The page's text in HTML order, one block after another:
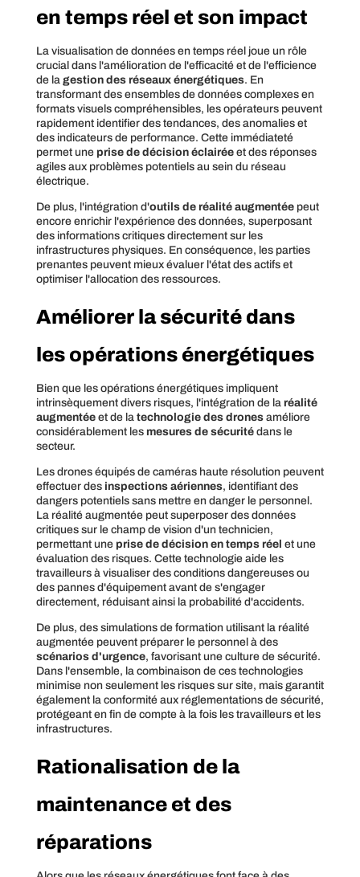
en temps réel et son impact
La visualisation de données en temps réel joue un rôle
crucial dans l'amélioration de l'efficacité et de l'efficience
de la gestion des réseaux énergétiques. En
transformant des ensembles de données complexes en
formats visuels compréhensibles, les opérateurs peuvent
rapidement identifier des tendances, des anomalies et
des indicateurs de performance. Cette immédiateté
permet une prise de décision éclairéeet des réponses
agiles aux problèmes potentiels au sein du réseau
électrique.
De plus, l'intégration d'outils de réalité augmentéepeut
encore enrichir l'expérience des données, superposant
des informations critiques directement sur les
infrastructures physiques. En conséquence, les parties
prenantes peuvent mieux évaluer l'état des actifs et
optimiser l'allocation des ressources.
Améliorer la sécurité dans
les opérations énergétiques
Bien que les opérations énergétiques impliquent
intrinsèquement divers risques, l'intégration de la réalité
augmentéeet de la technologie des dronesaméliore
considérablement les mesures de sécuritédans le
secteur.
Les drones équipés de caméras haute résolution peuvent
effectuer des inspections aériennes, identifiant des
dangers potentiels sans mettre en danger le personnel.
La réalité augmentée peut superposer des données
critiques sur le champ de vision d'un technicien,
permettant une prise de décision en temps réel et une
évaluation des risques. Cette technologie aide les
travailleurs à visualiser des conditions dangereuses ou
des pannes d'équipement avant de s'engager
directement, réduisant ainsi la probabilité d'accidents.
De plus, des simulations de formation utilisant la réalité
augmentée peuvent préparer le personnel à des
scénarios d'urgence, favorisant une culture de sécurité.
Dans l'ensemble, la combinaison de ces technologies
minimise non seulement les risques sur site, mais garantit
également la conformité aux réglementations de sécurité,
protégeant en fin de compte à la fois les travailleurs et les
infrastructures.
Rationalisation de la
maintenance et des
réparations